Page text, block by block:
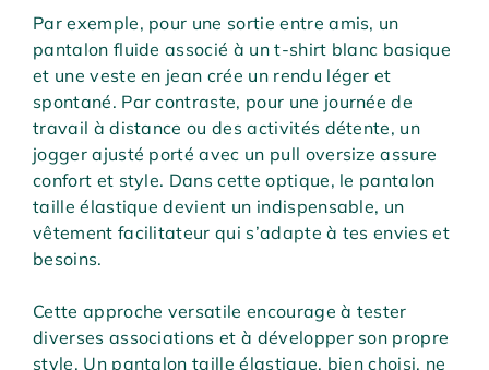
Par exemple, pour une sortie entre amis, un
pantalon fluide associé à un t-shirt blanc basique
et une veste en jean crée un rendu léger et
spontané. Par contraste, pour une journée de
travail à distance ou des activités détente, un
jogger ajusté porté avec un pull oversize assure
confort et style. Dans cette optique, le pantalon
taille élastique devient un indispensable, un
vêtement facilitateur qui s’adapte à tes envies et
besoins.
Cette approche versatile encourage à tester
diverses associations et à développer son propre
style. Un pantalon taille élastique, bien choisi, ne